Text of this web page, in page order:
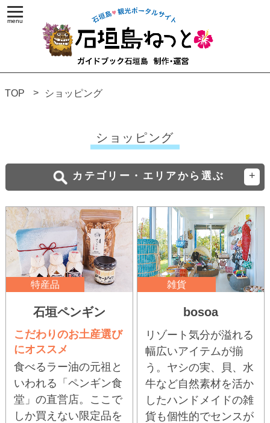
TOP ショッピング
ショッピング
カテゴリー・エリアから選ぶ
特産品
石垣ペンギン
こだわりのお土産選び
にオススメ
食べるラー油の元祖と
いわれる「ペンギン食
堂」の直営店。ここで
しか買えない限定品を
雑貨
bosoa
リゾート気分が溢れる
幅広いアイテムが揃
う。ヤシの実、貝、水
牛など自然素材を活か
したハンドメイドの雑
貨も個性的でセンスが